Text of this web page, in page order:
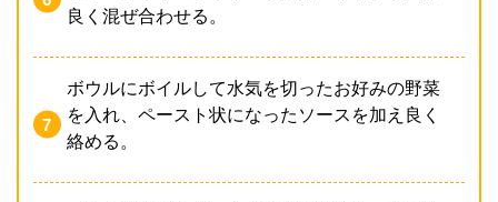
良く混ぜ合わせる。
ボウルにボイルして水気を切ったお好みの野菜
を入れ、ペースト状になったソースを加え良く
絡める。